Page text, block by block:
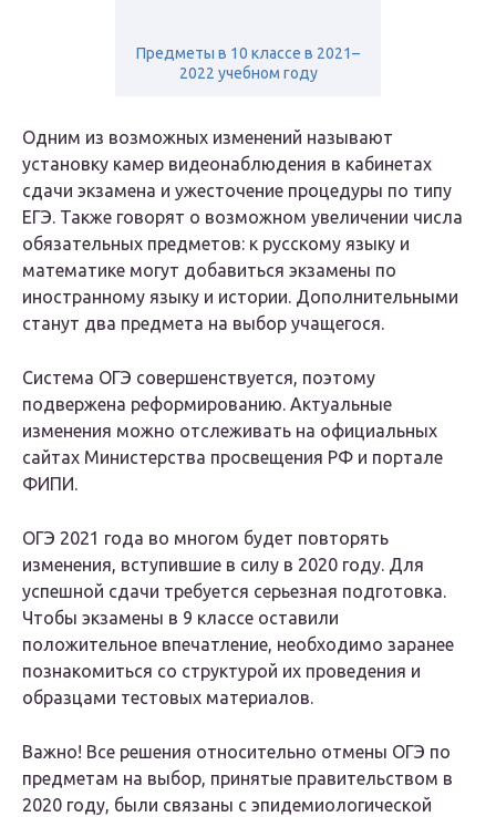
Предметы в 10 классе в 2021–
2022 учебном году
Одним из возможных изменений называют
установку камер видеонаблюдения в кабинетах
сдачи экзамена и ужесточение процедуры по типу
ЕГЭ. Также говорят о возможном увеличении числа
обязательных предметов: к русскому языку и
математике могут добавиться экзамены по
иностранному языку и истории. Дополнительными
станут два предмета на выбор учащегося.
Система ОГЭ совершенствуется, поэтому
подвержена реформированию. Актуальные
изменения можно отслеживать на официальных
сайтах Министерства просвещения РФ и портале
ФИПИ.
ОГЭ 2021 года во многом будет повторять
изменения, вступившие в силу в 2020 году. Для
успешной сдачи требуется серьезная подготовка.
Чтобы экзамены в 9 классе оставили
положительное впечатление, необходимо заранее
познакомиться со структурой их проведения и
образцами тестовых материалов.
Важно! Все решения относительно отмены ОГЭ по
предметам на выбор, принятые правительством в
2020 году, были связаны с эпидемиологической